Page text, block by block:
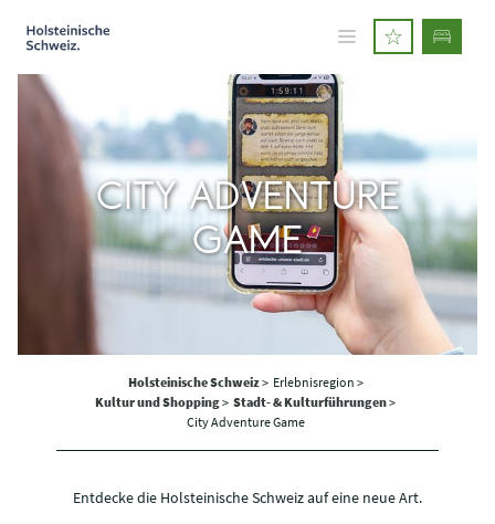
CITY ADVENTURE
GAME
Holsteinische Schweiz> Erlebnisregion >
Kultur und Shopping> Stadt- & Kulturführungen>
City Adventure Game
Entdecke die Holsteinische Schweiz auf eine neue Art.